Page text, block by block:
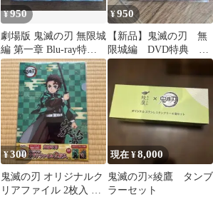
¥950
劇場版 鬼滅の刃 無限城
編 第一章 Blu-ray特
典 胡蝶しのぶキーホ
ルダー
¥950
【新品】鬼滅の刃 無
限城編 DVD特典 ア
クリルキーホルダー
¥300
鬼滅の刃 オリジナルク
リアファイル 2枚入 竈
現在 ¥8,000
鬼滅の刃×綾鷹 タンブ
ラーセット